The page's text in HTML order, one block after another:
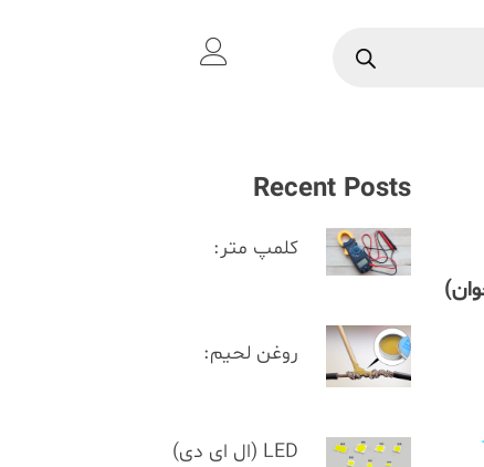
Recent Posts
کلمپ متر:
روغن لحیم:
LED (ال ای دی)